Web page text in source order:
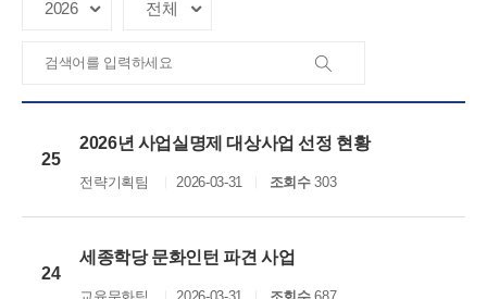
25
2026년 사업실명제 대상사업 선정 현황
전략기획팀 2026-03-31 조회수303
24
세종학당 문화인턴 파견 사업